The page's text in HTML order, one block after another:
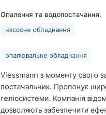
Опалення та водопостачання:
насосне обладнання
опалювальне обладнання
Viessmann з моменту свого
постачальник. Пропонує
геліосистеми. Компанія
дозволяють забезпечити